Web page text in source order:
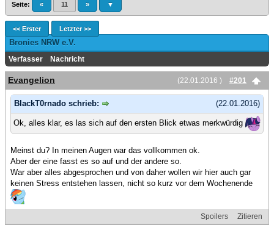
Seite: « 11 » ▼
<< Erster Letzter >>
Bronies NRW e.V.
Verfasser Nachricht
(22.01.2016 ) #201
Evangelion
(22.01.2016)
BlackT0rnado schrieb:
Ok, alles klar, es las sich auf den ersten Blick etwas merkwürdig
Meinst du? In meinen Augen war das vollkommen ok.
Aber der eine fasst es so auf und der andere so.
War aber alles abgesprochen und von daher wollen wir hier auch gar
keinen Stress entstehen lassen, nicht so kurz vor dem Wochenende
Spoilers
Zitieren